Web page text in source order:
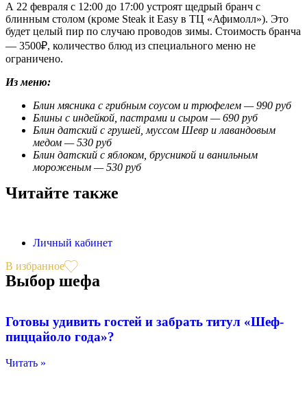
А 22 февраля с 12:00 до 17:00 устроят щедрый бранч с
блинным столом (кроме Steak it Easy в ТЦ «Афимолл»). Это
будет целый пир по случаю проводов зимы. Стоимость бранча
— 3500₽, количество блюд из специального меню не
ограничено.
Из меню:
Блин мясника с грибным соусом и трюфелем — 990 руб
Блины с индейкой, пастрами и сыром — 690 руб
Блин датский с грушей, муссом Шевр и лавандовым
медом — 530 руб
Блин датский с яблоком, брусникой и ванильным
мороженым — 530 руб
Читайте также
Личный кабинет
В избранное
Выбор шефа
Готовы удивить гостей и забрать титул «Шеф-
пиццайоло года»?
Читать »